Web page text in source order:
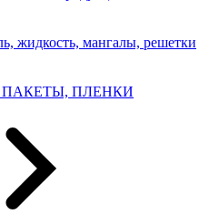
жидкость, мангалы, решетки
ПЛЕНКИ